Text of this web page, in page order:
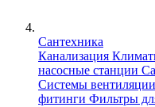
Сантехника
Канализация
насосные станции
Системы вентиляции
фитинги Фильтры